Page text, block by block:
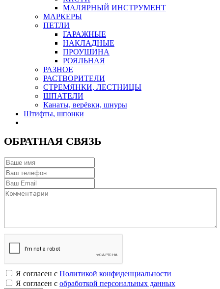
МАЛЯРНЫЙ ИНСТРУМЕНТ
МАРКЕРЫ
ПЕТЛИ
ГАРАЖНЫЕ
НАКЛАДНЫЕ
ПРОУШИНА
РОЯЛЬНАЯ
РАЗНОЕ
РАСТВОРИТЕЛИ
СТРЕМЯНКИ, ЛЕСТНИЦЫ
ШПАТЕЛИ
Канаты, верёвки, шнуры
Штифты, шпонки
ОБРАТНАЯ СВЯЗЬ
Я согласен с Политикой конфиденциальности
Я согласен с обработкой персональных данных